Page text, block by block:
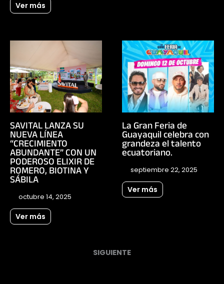
Ver más
SAVITAL LANZA SU
NUEVA LÍNEA
“CRECIMIENTO
ABUNDANTE” CON UN
PODEROSO ELIXIR DE
ROMERO, BIOTINA Y
SÁBILA
octubre 14, 2025
Ver más
La Gran Feria de
Guayaquil celebra con
grandeza el talento
ecuatoriano.
septiembre 22, 2025
Ver más
SIGUIENTE